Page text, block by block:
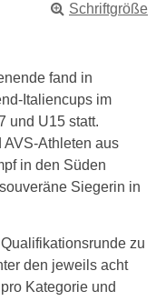
Schriftgröße
fand in
Italiencups im
und U15 statt.
AVS-Athleten aus
in den Süden
Siegerin in
zu
den jeweils acht
Kategorie und